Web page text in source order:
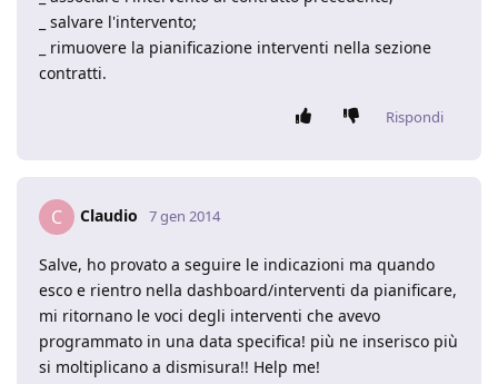
_ salvare l'intervento;
_ rimuovere la pianificazione interventi nella sezione
contratti.
Rispondi
C Claudio 7 gen 2014
Salve, ho provato a seguire le indicazioni ma quando
esco e rientro nella dashboard/interventi da pianificare,
mi ritornano le voci degli interventi che avevo
programmato in una data specifica! più ne inserisco più
si moltiplicano a dismisura!! Help me!